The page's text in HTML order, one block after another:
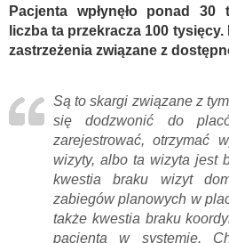
Pacjenta wpłynęło ponad
liczba ta przekracza 100
zastrzeżenia związane z
Są to skargi związane z
się dodzwonić do
zarejestrować, otrzymać
wizyty, albo ta wizyta jest
kwestia braku wizyt
zabiegów planowych w
także kwestia braku
pacjenta w systemie.